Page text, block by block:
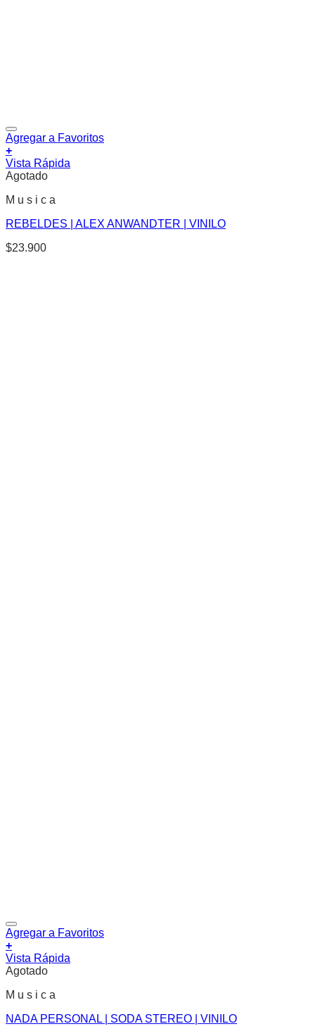
Agregar a Favoritos
+
Vista Rápida
Agotado
M u s i c a
REBELDES | ALEX ANWANDTER | VINILO
$23.900
Agregar a Favoritos
+
Vista Rápida
Agotado
M u s i c a
NADA PERSONAL | SODA STEREO | VINILO